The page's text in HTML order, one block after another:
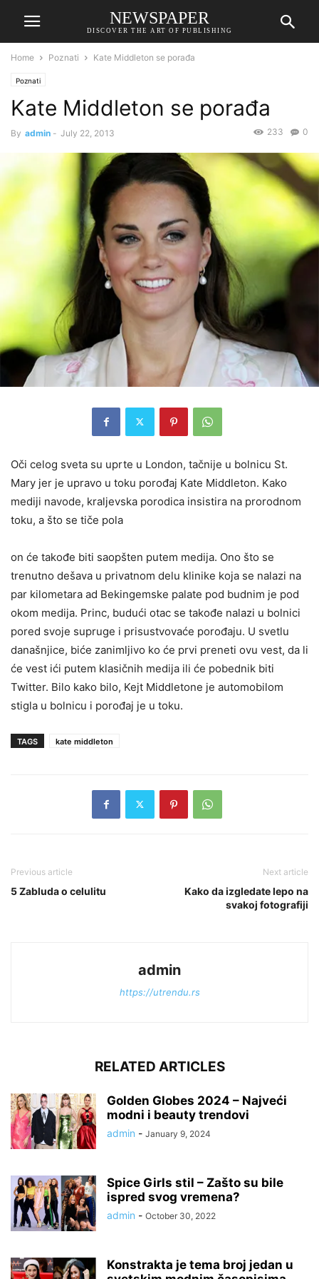
NEWSPAPER
DISCOVER THE ART OF PUBLISHING
Home Poznati Kate Middleton se porađa
Poznati
Kate Middleton se porađa
By admin - July 22, 2013 0
233
Oči celog sveta su uprte u London, tačnije u bolnicu St.
Mary jer je upravo u toku porođaj Kate Middleton. Kako
mediji navode, kraljevska porodica insistira na prorodnom
toku, a što se tiče pola
on će takođe biti saopšten putem medija. Ono što se
trenutno dešava u privatnom delu klinike koja se nalazi na
par kilometara ad Bekingemske palate pod budnim je pod
okom medija. Princ, budući otac se takođe nalazi u bolnici
pored svoje supruge i prisustvovaće porođaju. U svetlu
današnjice, biće zanimljivo ko će prvi preneti ovu vest, da li
će vest ići putem klasičnih medija ili će pobednik biti
Twitter. Bilo kako bilo, Kejt Middletone je automobilom
stigla u bolnicu i porođaj je u toku.
TAGS kate middleton
Previous article
5 Zabluda o celulitu
Next article
Kako da izgledate lepo na
svakoj fotografiji
admin
https://utrendu.rs
RELATED ARTICLES
Golden Globes 2024 – Najveći
modni i beauty trendovi
admin - January 9, 2024
Spice Girls stil – Zašto su bile
ispred svog vremena?
admin - October 30, 2022
Konstrakta je tema broj jedan u